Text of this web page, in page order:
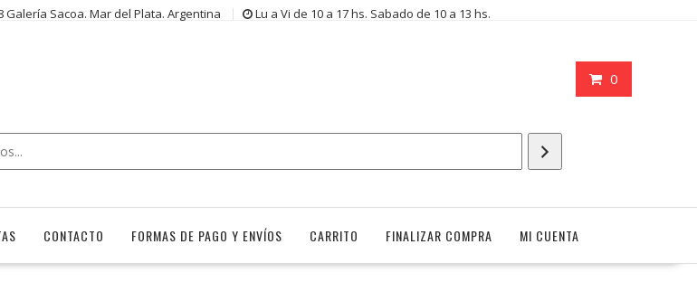
Galería Sacoa. Mar del Plata. Argentina Lu a Vi de 10 a 17 hs. Sabado de 10 a 13 hs.
0
CONTACTO FORMAS DE PAGO Y ENVÍOS CARRITO FINALIZAR COMPRA MI CUENTA